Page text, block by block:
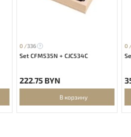
0 /336
Set CFM535N + CJC534C
222.75 BYN
В корзину
0